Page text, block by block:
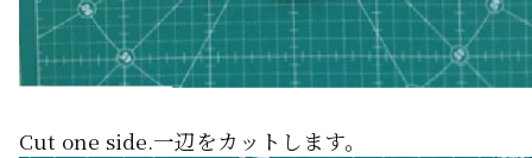
Cut one side.一辺をカットします。